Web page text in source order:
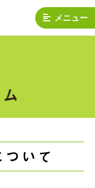
メニュー
いて